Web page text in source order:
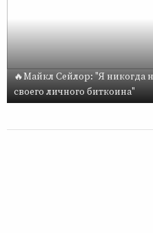
🔥Майкл Сейлор: "Я никогда
своего личного биткоина"